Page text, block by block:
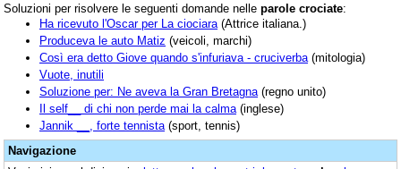
Soluzioni per risolvere le seguenti domande nelle parole crociate:
Ha ricevuto l'Oscar per La ciociara (Attrice italiana.)
Produceva le auto Matiz (veicoli, marchi)
Così era detto Giove quando s'infuriava - cruciverba (mitologia)
Vuote, inutili
Soluzione per: Ne aveva la Gran Bretagna (regno unito)
Il self__ di chi non perde mai la calma (inglese)
Jannik __, forte tennista (sport, tennis)
Navigazione